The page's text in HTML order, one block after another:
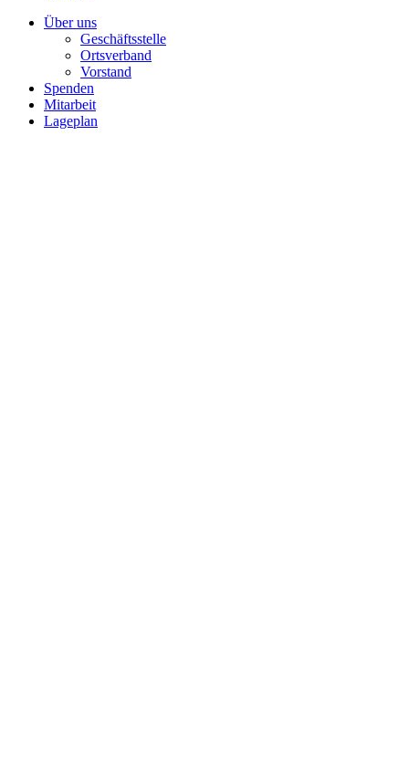
Über uns
Geschäftsstelle
Ortsverband
Vorstand
Spenden
Mitarbeit
Lageplan